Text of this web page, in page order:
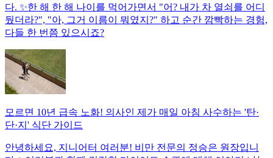
다. ✨한 해 한 해 나이를 먹어가면서 "어? 내가 차 열쇠를 어디
뒀더라?", "아, 그거 이름이 뭐였지?" 하고 순간 깜빡하는 경험,
다들 한 번쯤 있으시죠?
모르면 10년 급속 노화! 의사인 제가 매일 아침 사수하는 '탄·
단·지' 식단 가이드
안녕하세요, 지니어터 여러분! 비만 전문의 정승은 원장입니